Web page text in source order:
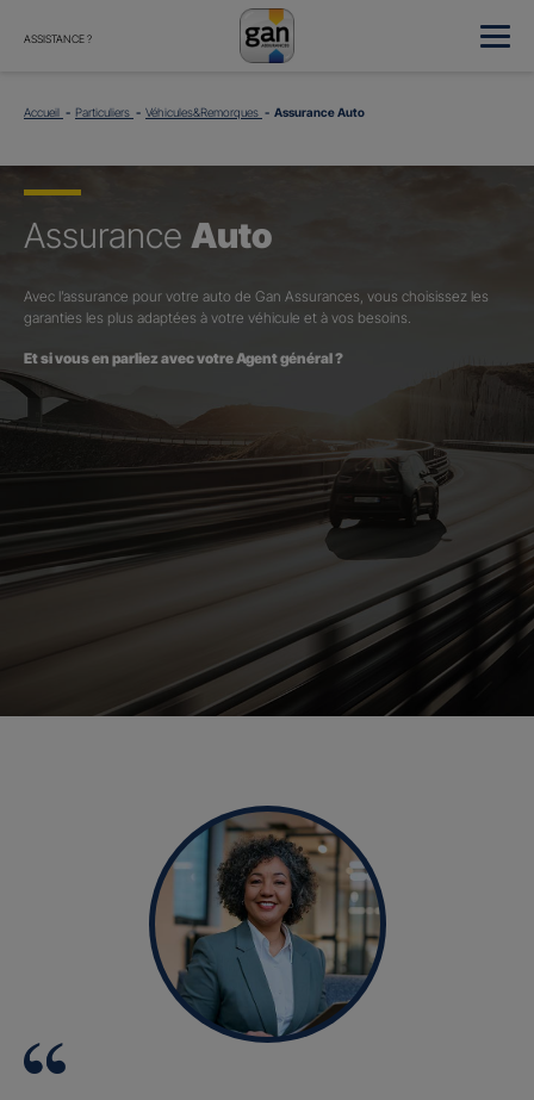
ASSISTANCE ?
Accueil Particuliers Véhicules&Remorques Assurance Auto
Assurance Auto
Avec l’assurance pour votre auto de Gan Assurances, vous choisissez les
garanties les plus adaptées à votre véhicule et à vos besoins.
Et si vous en parliez avec votre Agent général ?